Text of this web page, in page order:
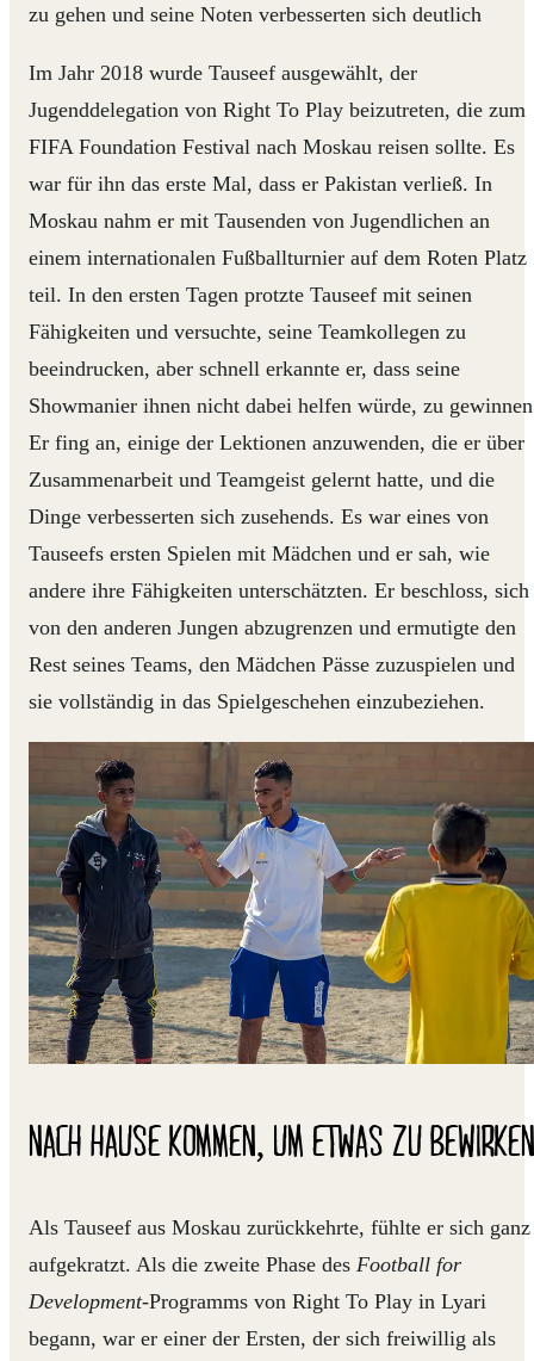
zu gehen und seine Noten verbesserten sich deutlich
Im Jahr 2018 wurde Tauseef ausgewählt, der
Jugenddelegation von Right To Play beizutreten, die zum
FIFA Foundation Festival nach Moskau reisen sollte. Es
war für ihn das erste Mal, dass er Pakistan verließ. In
Moskau nahm er mit Tausenden von Jugendlichen an
einem internationalen Fußballturnier auf dem Roten Platz
teil. In den ersten Tagen protzte Tauseef mit seinen
Fähigkeiten und versuchte, seine Teamkollegen zu
beeindrucken, aber schnell erkannte er, dass seine
Showmanier ihnen nicht dabei helfen würde, zu
Er fing an, einige der Lektionen anzuwenden, die er über
Zusammenarbeit und Teamgeist gelernt hatte, und die
Dinge verbesserten sich zusehends. Es war eines von
Tauseefs ersten Spielen mit Mädchen und er sah, wie
andere ihre Fähigkeiten unterschätzten. Er beschloss, sich
von den anderen Jungen abzugrenzen und ermutigte den
Rest seines Teams, den Mädchen Pässe zuzuspielen und
sie vollständig in das Spielgeschehen einzubeziehen.
NACH HAUSE KOMMEN, UM ETWAS ZU BEWIRKEN
Als Tauseef aus Moskau zurückkehrte, fühlte er sich ganz
aufgekratzt. Als die zweite Phase des Football for
Development-Programms von Right To Play in Lyari
begann, war er einer der Ersten, der sich freiwillig als